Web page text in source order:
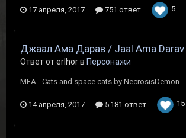
17 апреля, 2017 751 ответ 5
Джаал Ама Дарав / Jaal Ama Darav
Ответ от erlhor в Персонажи
MEA - Cats and space cats by NecrosisDemon
14 апреля, 2017 5 181 ответ 15